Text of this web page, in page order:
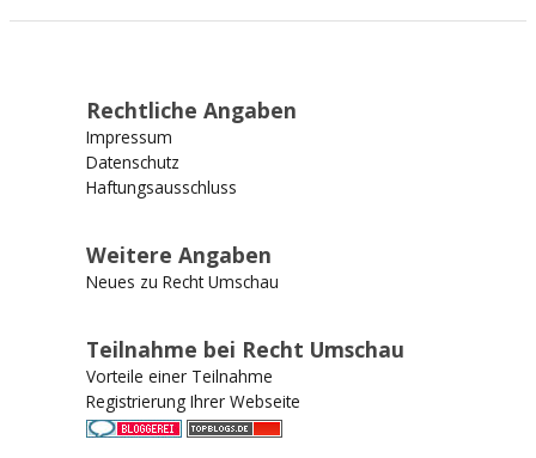
Rechtliche Angaben
Impressum
Datenschutz
Haftungsausschluss
Weitere Angaben
Neues zu Recht Umschau
Teilnahme bei Recht Umschau
Vorteile einer Teilnahme
Registrierung Ihrer Webseite